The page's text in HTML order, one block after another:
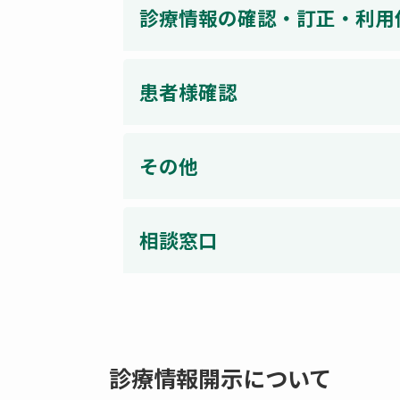
診療情報の確認・訂正・利
患者様確認
その他
相談窓口
診療情報開示について